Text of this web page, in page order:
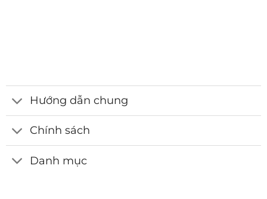
Hướng dẫn chung
Chính sách
Danh mục